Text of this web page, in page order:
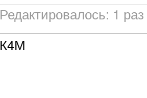
Редактировалось: 1
К4М